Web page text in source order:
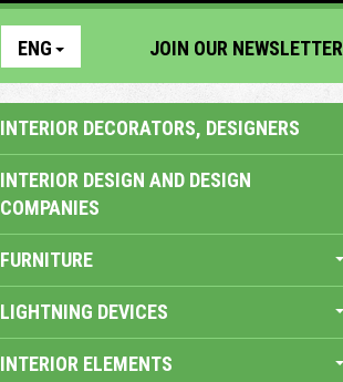
ENG JOIN OUR NEWSLETTER
INTERIOR DECORATORS, DESIGNERS
INTERIOR DESIGN AND DESIGN
COMPANIES
FURNITURE
LIGHTNING DEVICES
INTERIOR ELEMENTS